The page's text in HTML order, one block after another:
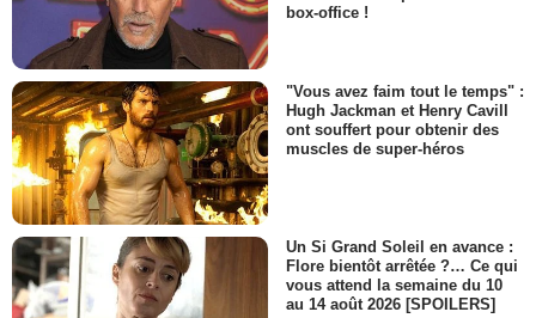
box-office !
"Vous avez faim tout le temps" :
Hugh Jackman et Henry Cavill
ont souffert pour obtenir des
muscles de super-héros
Un Si Grand Soleil en avance :
Flore bientôt arrêtée ?… Ce qui
vous attend la semaine du 10
au 14 août 2026 [SPOILERS]